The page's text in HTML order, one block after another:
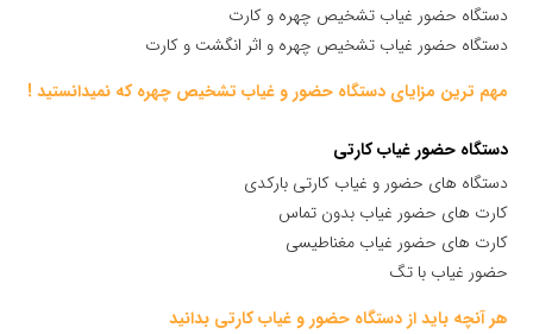
دستگاه حضور غیاب تشخیص چهره و کارت
دستگاه حضور غیاب تشخیص چهره و اثر انگشت و کارت
مهم ترین مزایای دستگاه حضور و غیاب تشخیص چهره که نمیدانستید !
دستگاه حضور غیاب کارتی
دستگاه های حضور و غیاب کارتی بارکدی
کارت های حضور غیاب بدون تماس
کارت های حضور غیاب مغناطیسی
حضور غیاب با تگ
هر آنچه باید از دستگاه حضور و غیاب کارتی بدانید